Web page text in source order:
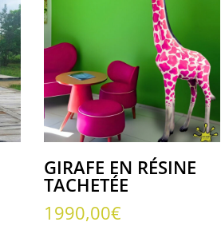
GIRAFE EN RÉSINE
TACHETÉE
1990,00€